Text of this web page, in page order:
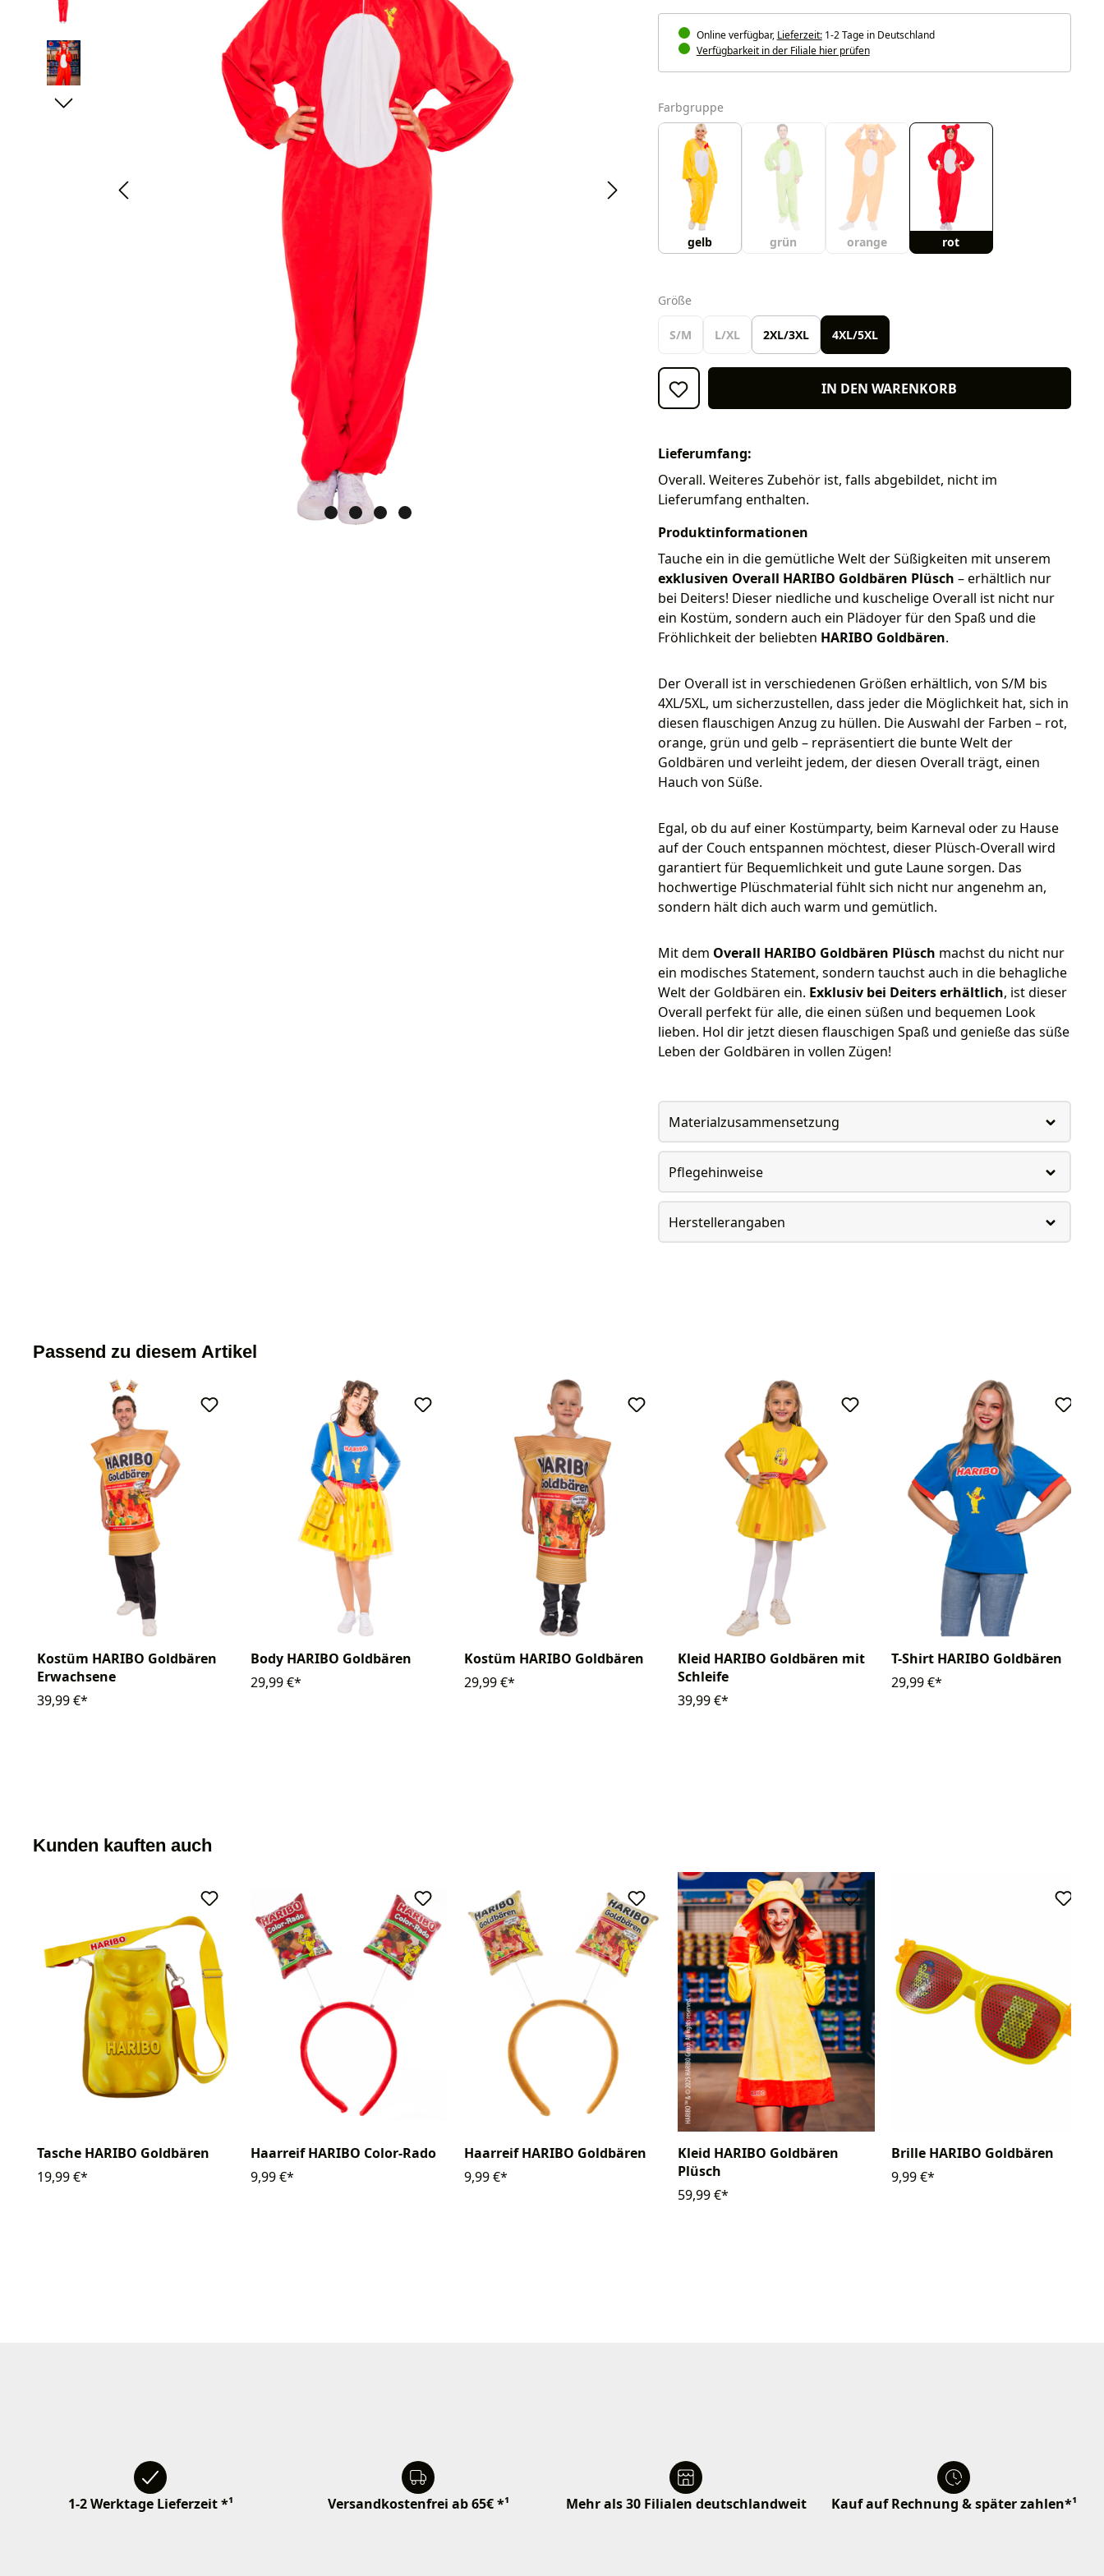
Online verfügbar, Lieferzeit:1-2 Tage in Deutschland
Verfügbarkeit in der Filiale hier prüfen
Farbgruppeauswählen
gelb grün orange rot
Größeauswählen
S/M L/XL 2XL/3XL 4XL/5XL
IN DEN WARENKORB
Lieferumfang:
Overall. Weiteres Zubehör ist, falls abgebildet, nicht im
Lieferumfang enthalten.
Produktinformationen
Tauche ein in die gemütliche Welt der Süßigkeiten mit unserem
exklusiven Overall HARIBO Goldbären Plüsch – erhältlich nur
bei Deiters! Dieser niedliche und kuschelige Overall ist nicht nur
ein Kostüm, sondern auch ein Plädoyer für den Spaß und die
Fröhlichkeit der beliebten HARIBO Goldbären.
Der Overall ist in verschiedenen Größen erhältlich, von S/M bis
4XL/5XL, um sicherzustellen, dass jeder die Möglichkeit hat, sich in
diesen flauschigen Anzug zu hüllen. Die Auswahl der Farben – rot,
orange, grün und gelb – repräsentiert die bunte Welt der
Goldbären und verleiht jedem, der diesen Overall trägt, einen
Hauch von Süße.
Egal, ob du auf einer Kostümparty, beim Karneval oder zu Hause
auf der Couch entspannen möchtest, dieser Plüsch-Overall wird
garantiert für Bequemlichkeit und gute Laune sorgen. Das
hochwertige Plüschmaterial fühlt sich nicht nur angenehm an,
sondern hält dich auch warm und gemütlich.
Mit dem Overall HARIBO Goldbären Plüsch machst du nicht nur
ein modisches Statement, sondern tauchst auch in die behagliche
Welt der Goldbären ein. Exklusiv bei Deiters erhältlich, ist dieser
Overall perfekt für alle, die einen süßen und bequemen Look
lieben. Hol dir jetzt diesen flauschigen Spaß und genieße das süße
Leben der Goldbären in vollen Zügen!
Materialzusammensetzung
Pflegehinweise
Herstellerangaben
Passend zu diesem Artikel
Kostüm HARIBO Goldbären
Erwachsene
39,99 €*
Body HARIBO Goldbären
29,99 €*
Kostüm HARIBO Goldbären
29,99 €*
Kleid HARIBO Goldbären mit
Schleife
39,99 €*
T-Shirt HARIBO Goldbären
29,99 €*
Kunden kauften auch
Tasche HARIBO Goldbären
19,99 €*
Haarreif HARIBO Color-Rado
9,99 €*
Haarreif HARIBO Goldbären
9,99 €*
Kleid HARIBO Goldbären
Plüsch
59,99 €*
Brille HARIBO Goldbären
9,99 €*
1-2 Werktage Lieferzeit *¹ Versandkostenfrei ab 65€ *¹ Mehr als 30 Filialen deutschlandweit Kauf auf Rechnung & später zahlen*¹